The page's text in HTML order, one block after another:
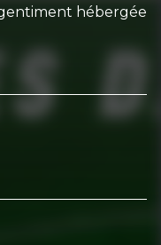
hébergée